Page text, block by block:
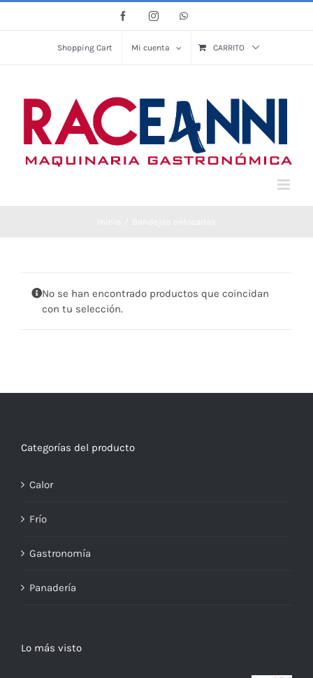
FacebookInstagramWhatsApp
Shopping Cart Mi cuenta CARRITO
No se han encontrado productos que coincidan
con tu selección.
Categorías del producto
Calor
Frío
Gastronomía
Panadería
Lo más visto